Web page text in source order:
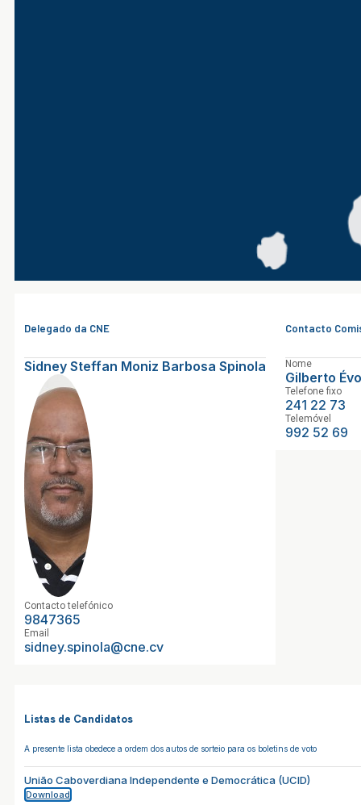
Delegado da CNE
Sidney Steffan Moniz Barbosa Spinola
Contacto telefónico
9847365
Email
sidney.spinola@cne.cv
Contacto
Nome
Gilberto
Telefone fixo
241 22 73
Telemóvel
992 52 69
Listas de Candidatos
A presente lista obedece a ordem dos autos de sorteio para os boletins de voto
União Caboverdiana Independente e Democrática (UCID)
Download